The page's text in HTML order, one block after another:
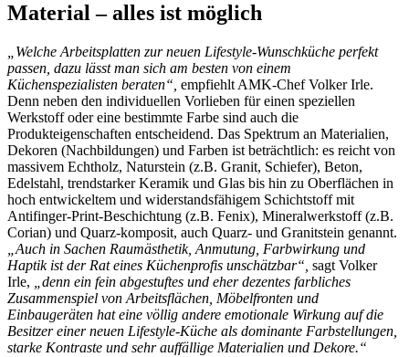
Material – alles ist möglich
„Welche Arbeitsplatten zur neuen Lifestyle-Wunschküche perfekt
passen, dazu lässt man sich am besten von einem
Küchenspezialisten beraten“, empfiehlt AMK-Chef Volker Irle.
Denn neben den individuellen Vorlieben für einen speziellen
Werkstoff oder eine bestimmte Farbe sind auch die
Produkteigenschaften entscheidend. Das Spektrum an Materialien,
Dekoren (Nachbildungen) und Farben ist beträchtlich: es reicht von
massivem Echtholz, Naturstein (z.B. Granit, Schiefer), Beton,
Edelstahl, trendstarker Keramik und Glas bis hin zu Oberflächen in
hoch entwickeltem und widerstandsfähigem Schichtstoff mit
Antifinger-Print-Beschichtung (z.B. Fenix), Mineralwerkstoff (z.B.
Corian) und Quarz-komposit, auch Quarz- und Granitstein genannt.
„Auch in Sachen Raumästhetik, Anmutung, Farbwirkung und
Haptik ist der Rat eines Küchenprofis unschätzbar“, sagt Volker
Irle,
„denn ein fein abgestuftes und eher dezentes farbliches
Zusammenspiel von Arbeitsflächen, Möbelfronten und
Einbaugeräten hat eine völlig andere emotionale Wirkung auf die
Besitzer einer neuen Lifestyle-Küche als dominante Farbstellungen,
starke Kontraste und sehr auffällige Materialien und Dekore.“